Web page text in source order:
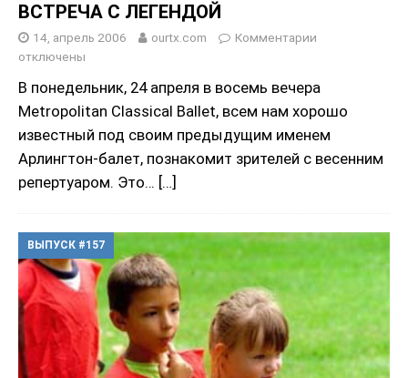
ВСТРЕЧА С ЛЕГЕНДОЙ
14, апрель 2006 ourtx.com
Комментарии
отключены
В понедельник, 24 апреля в восемь вечера
Metropolitan Classical Ballet, всем нам хорошо
известный под своим предыдущим именем
Арлингтон-балет, познакомит зрителей с весенним
репертуаром. Это… […]
ВЫПУСК #157